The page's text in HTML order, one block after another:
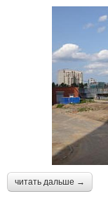
читать дальше →